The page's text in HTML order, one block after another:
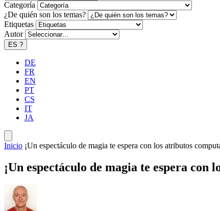
Categoría
¿De quién son los temas?
Etiquetas
Autor
ES ?
DE
FR
EN
PT
CS
IT
JA
Inicio ¡Un espectáculo de magia te espera con los atributos
¡Un espectáculo de magia te espera